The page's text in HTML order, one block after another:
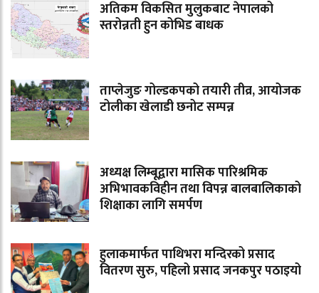
अतिकम विकसित मुलुकबाट नेपालको
स्तरोन्नती हुन कोभिड बाधक
ताप्लेजुङ गोल्डकपको तयारी तीव्र, आयोजक
टोलीका खेलाडी छनोट सम्पन्न
अध्यक्ष लिम्बूद्वारा मासिक पारिश्रमिक
अभिभावकविहीन तथा विपन्न बालबालिकाको
शिक्षाका लागि समर्पण
हुलाकमार्फत पाथिभरा मन्दिरको प्रसाद
वितरण सुरु, पहिलो प्रसाद जनकपुर पठाइयो